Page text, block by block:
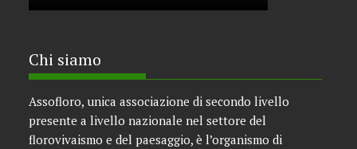
Chi siamo
Assofloro, unica associazione di secondo livello
presente a livello nazionale nel settore del
florovivaismo e del paesaggio, è l’organismo di